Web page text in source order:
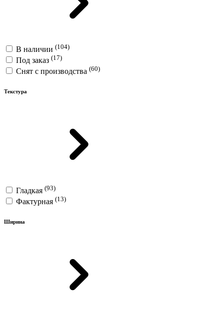
В наличии (104)
Под заказ (17)
Снят с производства (60)
Текстура
Гладкая (93)
Фактурная (13)
Ширина